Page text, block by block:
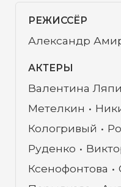
заколдованной
Но одна беда —
лягушку и
прошлом. И
разгадать тайну
колдовское
Ивана Царевича,
этот мячик,
РЕЖИССЁР
Александр
АКТЕРЫ
Валентина
Метелкин
Кологривый
Руденко
Ксенофонтова